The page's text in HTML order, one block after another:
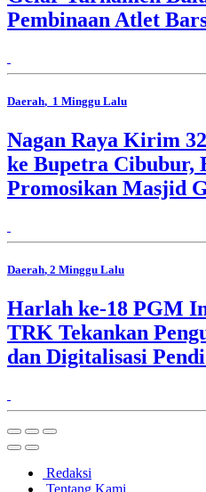
Pembinaan Atlet
Daerah, 1 Minggu Lalu
Nagan Raya Kirim
ke Bupetra
Promosikan Masjid
Daerah, 2 Minggu Lalu
Harlah ke-18 PGM
TRK Tekankan
dan Digitalisasi
Redaksi
Tentang Kami